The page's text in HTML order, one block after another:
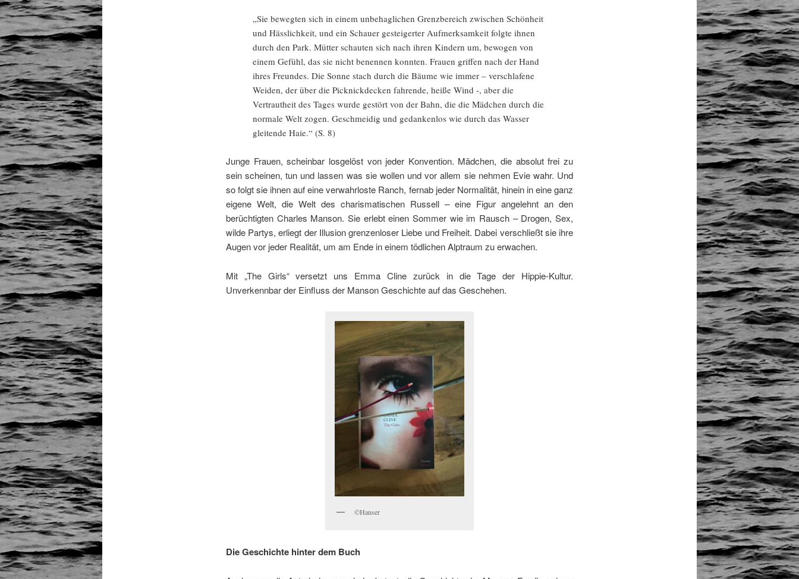
„Sie bewegten sich in einem unbehaglichen Grenzbereich zwischen Schönheit
und Hässlichkeit, und ein Schauer gesteigerter Aufmerksamkeit folgte ihnen
durch den Park. Mütter schauten sich nach ihren Kindern um, bewogen von
einem Gefühl, das sie nicht benennen konnten. Frauen griffen nach der Hand
ihres Freundes. Die Sonne stach durch die Bäume wie immer – verschlafene
Weiden, der über die Picknickdecken fahrende, heiße Wind -, aber die
Vertrautheit des Tages wurde gestört von der Bahn, die die Mädchen durch die
normale Welt zogen. Geschmeidig und gedankenlos wie durch das Wasser
gleitende Haie.“ (S. 8)
Junge Frauen, scheinbar losgelöst von jeder Konvention. Mädchen, die absolut frei zu
sein scheinen, tun und lassen was sie wollen und vor allem sie nehmen Evie wahr. Und
so folgt sie ihnen auf eine verwahrloste Ranch, fernab jeder Normalität, hinein in eine ganz
eigene Welt, die Welt des charismatischen Russell – eine Figur angelehnt an den
berüchtigten Charles Manson. Sie erlebt einen Sommer wie im Rausch – Drogen, Sex,
wilde Partys, erliegt der Illusion grenzenloser Liebe und Freiheit. Dabei verschließt sie ihre
Augen vor jeder Realität, um am Ende in einem tödlichen Alptraum zu erwachen.
Mit „The Girls“ versetzt uns Emma Cline zurück in die Tage der Hippie-Kultur.
Unverkennbar der Einfluss der Manson Geschichte auf das Geschehen.
©Hanser
Die Geschichte hinter dem Buch